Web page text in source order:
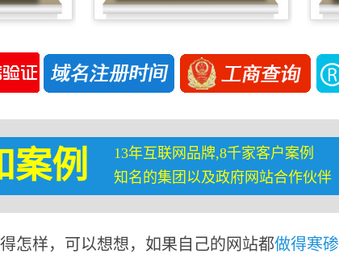
案例
13年互联网品牌,8千家客户案例
知名的集团以及政府网站合作伙伴
怎样，可以想想，如果自己的网站都做得寒碜